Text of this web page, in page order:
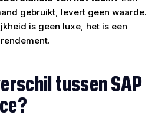
gebruikt, levert geen waarde.
is geen luxe, het is een
tussen SAP